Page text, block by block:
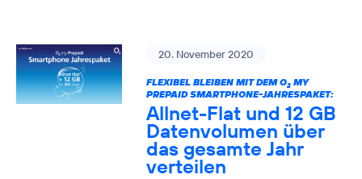
20. November 2020
FLEXIBEL BLEIBEN MIT DEM O2MY
PREPAID SMARTPHONE-JAHRESPAKET:
Allnet-Flat und 12 GB
Datenvolumen über
das gesamte Jahr
verteilen